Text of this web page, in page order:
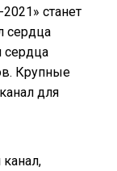
станет
сердца
сердца
Крупные
для